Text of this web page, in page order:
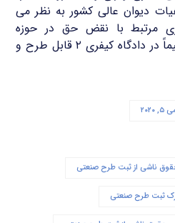
۱۹/ ۸ / ۱۳۹۴ هیات دیوان عالی کشور به نظر می
مرتبط با نقض حق در حوزه
مالکیت صنعتی مستقیماً در دادگاه کیفری ۲ قابل طرح و
۵, ۲۰۲۰
ناشی از ثبت طرح صنعتی
ثبت طرح صنعتی